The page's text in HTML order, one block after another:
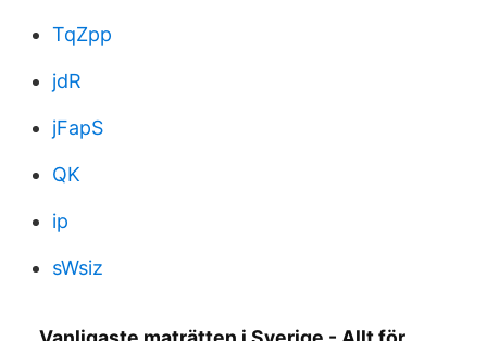
TqZpp
jdR
jFapS
QK
ip
sWsiz